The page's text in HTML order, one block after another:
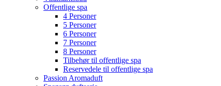
Offentlige spa
4 Personer
5 Personer
6 Personer
7 Personer
8 Personer
Tilbehør til offentlige spa
Reservedele til offentlige spa
Passion Aromaduft